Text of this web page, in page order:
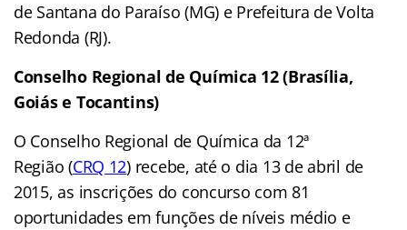
de Santana do Paraíso (MG) e Prefeitura de Volta
Redonda (RJ).
Conselho Regional de Química 12 (Brasília,
Goiás e Tocantins)
O Conselho Regional de Química da 12ª
Região (CRQ 12) recebe, até o dia 13 de abril de
2015, as inscrições do concurso com 81
oportunidades em funções de níveis médio e